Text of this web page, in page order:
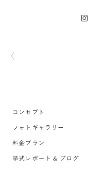
コンセプト
フォトギャラリー
料金プラン
挙式レポート & ブログ